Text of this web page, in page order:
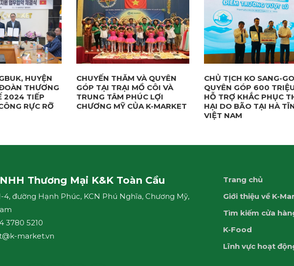
HUYỆN
THƯƠNG
2024 TIẾP
RỰC RỠ
CHUYẾN THĂM VÀ QUYÊN
GÓP TẠI TRẠI MỒ CÔI VÀ
TRUNG TÂM PHÚC LỢI
CHƯƠNG MỸ CỦA K-MARKET
CHỦ TỊCH KO SANG-
QUYÊN GÓP 600
HỖ TRỢ KHẮC PHỤC
HẠI DO BÃO TẠI HÀ
VIỆT NAM
Thương Mại K&K Toàn Cầu
4, đường Hạnh Phúc, KCN Phú Nghĩa, Chương Mỹ,
3780 5210
market.vn
Trang chủ
Giới thiệu về K-
Tìm kiếm cửa
K-Food
Lĩnh vực hoạt